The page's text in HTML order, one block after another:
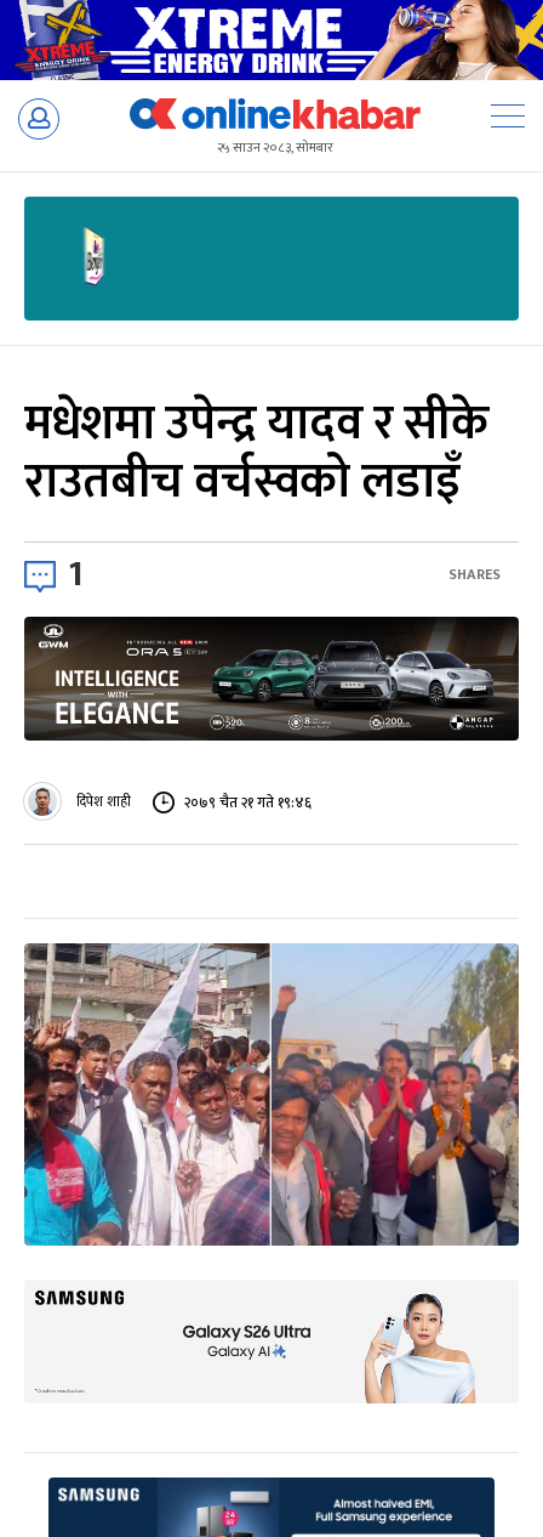
Skip
२५ साउन २०८३, सोमबार
मधेशमा उपेन्द्र यादव र सीके
राउतबीच वर्चस्वको लडाइँ
1 SHARES
दिपेश शाही २०७९ चैत २१ गते १९:४६